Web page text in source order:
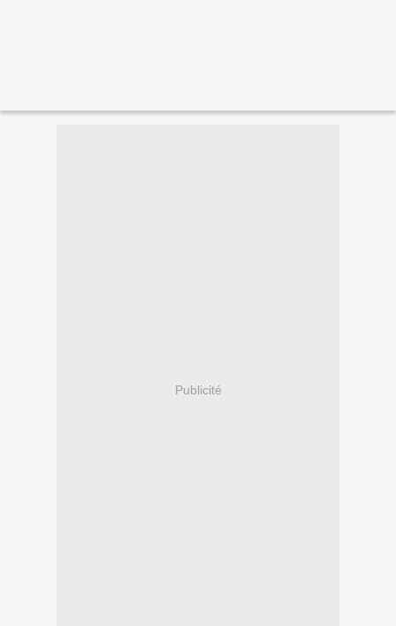
Publicité